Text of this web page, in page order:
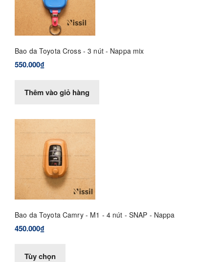
Bao da Toyota Cross - 3 nút - Nappa mix
550.000₫
Thêm vào giỏ hàng
Bao da Toyota Camry - M1 - 4 nút - SNAP - Nappa
450.000₫
Tùy chọn